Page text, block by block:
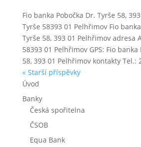
Fio banka Pobočka Dr. Tyrše 58,
Tyrše 58393 01 Pelhřimov Fio
Tyrše 58, 393 01 Pelhřimov adresa
58393 01 Pelhřimov GPS: Fio banka
58, 393 01 Pelhřimov kontakty Tel.:
« Starší příspěvky
Úvod
Banky
Česká spořitelna
ČSOB
Equa Bank